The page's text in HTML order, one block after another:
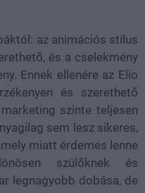
az animációs stílus
és a cselekmény
Ennek ellenére az Elio
és szerethető
szinte teljesen
sem lesz sikeres,
miatt érdemes lenne
szülőknek és
legnagyobb dobása, de